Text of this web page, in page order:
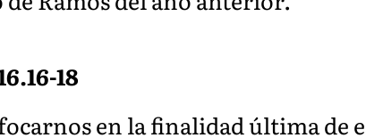
18
en la finalidad última de